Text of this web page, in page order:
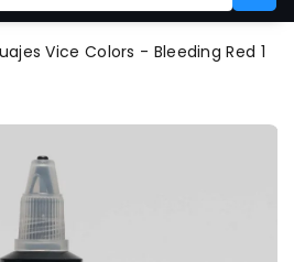
Vice Colors - Bleeding Red 1